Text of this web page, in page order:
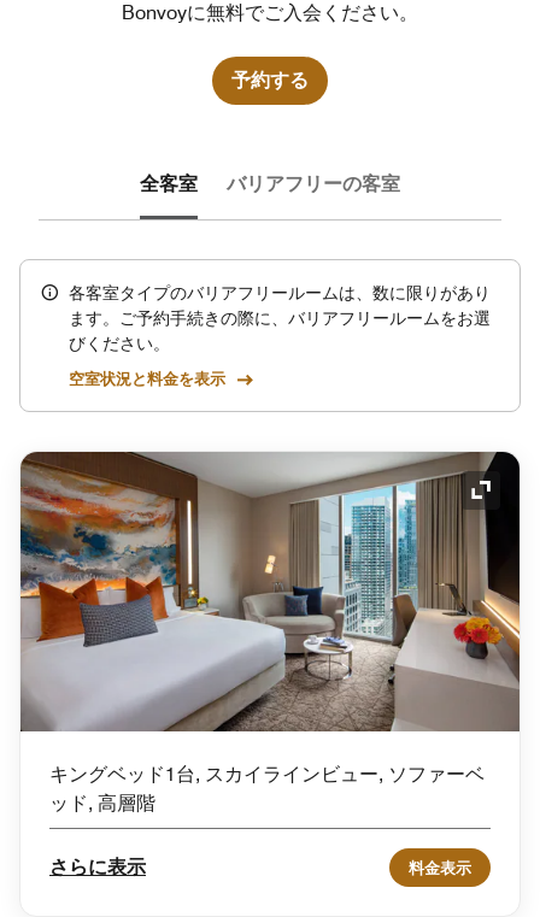
Bonvoyに無料でご入会ください。
予約する
全客室 バリアフリーの客室
各客室タイプのバリアフリールームは、数に限りがあり
ます。ご予約手続きの際に、バリアフリールームをお選
びください。
空室状況と料金を表示
アイ
キングベッド1台, スカイラインビュー, ソファーベ
ッド, 高層階
さらに表示 料金表示